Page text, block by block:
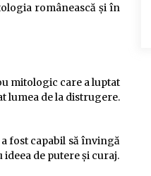
românească și în
mitologic care a luptat
lumea de la distrugere.
fost capabil să învingă
de putere și curaj.